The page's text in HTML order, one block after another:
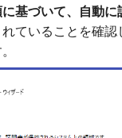
基づいて、自動に
ていることを確認